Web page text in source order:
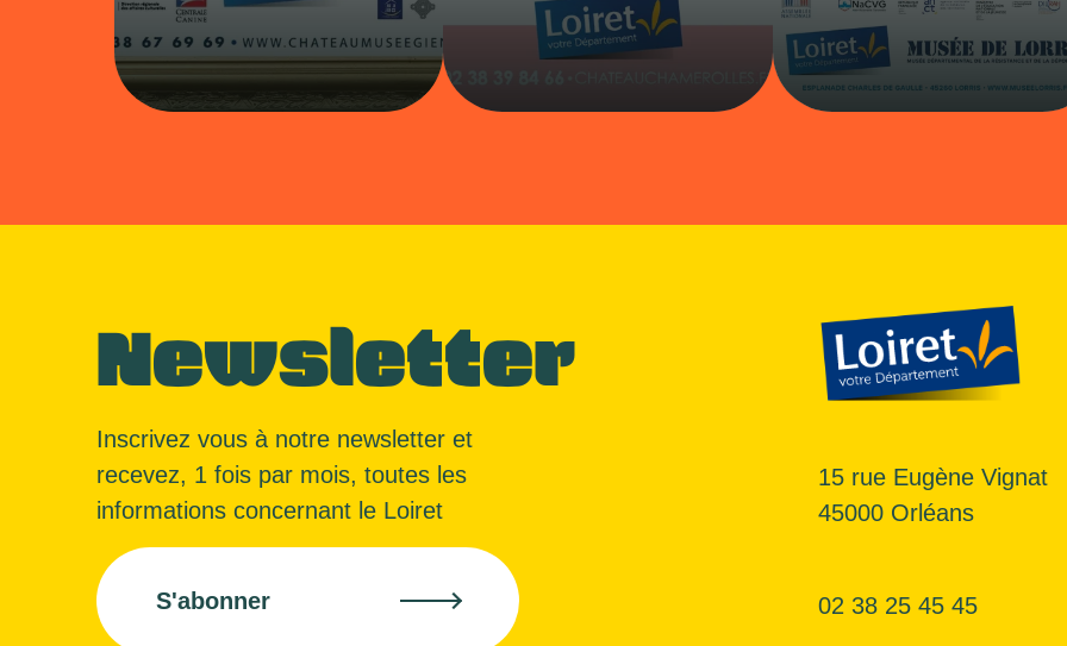
Newsletter
Inscrivez vous à notre newsletter et
recevez, 1 fois par mois, toutes les
informations concernant le Loiret
S'abonner
15 rue Eugène Vignat
45000 Orléans
02 38 25 45 45